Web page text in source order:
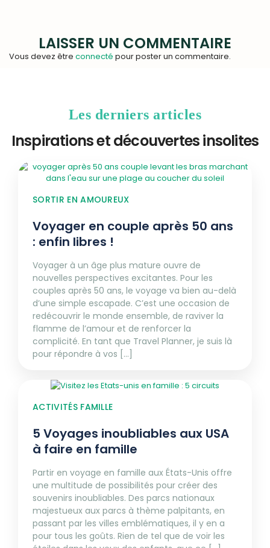
LAISSER UN COMMENTAIRE
Vous devez être connecté pour poster un commentaire.
Les derniers articles
Inspirations et découvertes insolites
SORTIR EN AMOUREUX
Voyager en couple après 50 ans
: enfin libres !
Voyager à un âge plus mature ouvre de
nouvelles perspectives excitantes. Pour les
couples après 50 ans, le voyage va bien au-delà
d’une simple escapade. C’est une occasion de
redécouvrir le monde ensemble, de raviver la
flamme de l’amour et de renforcer la
complicité. En tant que Travel Planner, je suis là
pour répondre à vos [...]
ACTIVITÉS FAMILLE
5 Voyages inoubliables aux USA
à faire en famille
Partir en voyage en famille aux États-Unis offre
une multitude de possibilités pour créer des
souvenirs inoubliables. Des parcs nationaux
majestueux aux parcs à thème palpitants, en
passant par les villes emblématiques, il y en a
pour tous les goûts. Rien de tel que de voir les